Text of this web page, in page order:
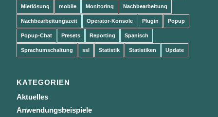
Mietlösung mobile Monitoring Nachbearbeitung
Nachbearbeitungszeit Operator-Konsole Plugin Popup
Popup-Chat Presets Reporting Spanisch
Sprachumschaltung ssl Statistik Statistiken Update
KATEGORIEN
Aktuelles
Anwendungsbeispiele